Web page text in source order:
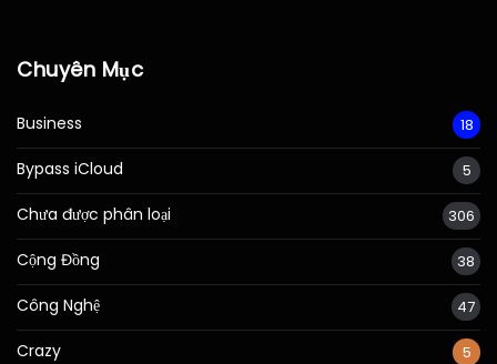
Chuyên Mục
Business 18
Bypass iCloud 5
Chưa được phân loại 306
Cộng Đồng 38
Công Nghệ 47
Crazy 5